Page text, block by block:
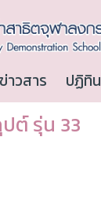
ข่าวสาร ปฏิทิน
ต์ รุ่น 33